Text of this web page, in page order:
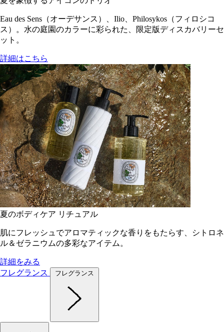
Eau des Sens（オーデサンス）、Ilio、Philosykos（フィロシコ
ス）。水の庭園のカラーに彩られた、限定版ディスカバリーセ
ット。
詳細はこちら
夏のボディケア リチュアル
肌にフレッシュでアロマティックな香りをもたらす、シトロネ
ル＆ゼラニウムの多彩なアイテム。
詳細をみる
フレグランス
フレグランス